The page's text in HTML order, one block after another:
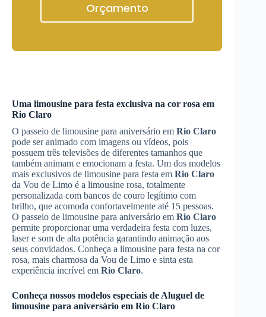
Orçamento
Uma limousine para festa exclusiva na cor rosa em
Rio Claro
O passeio de limousine para aniversário em Rio Claro
pode ser animado com imagens ou vídeos, pois
possuem três televisões de diferentes tamanhos que
também animam e emocionam a festa. Um dos modelos
mais exclusivos de limousine para festa em Rio Claro
da Vou de Limo é a limousine rosa, totalmente
personalizada com bancos de couro legítimo com
brilho, que acomoda confortavelmente até 15 pessoas.
O passeio de limousine para aniversário em Rio Claro
permite proporcionar uma verdadeira festa com luzes,
laser e som de alta potência garantindo animação aos
seus convidados. Conheça a limousine para festa na cor
rosa, mais charmosa da Vou de Limo e sinta esta
experiência incrível em Rio Claro.
Conheça nossos modelos especiais de Aluguel de
limousine para aniversário em Rio Claro